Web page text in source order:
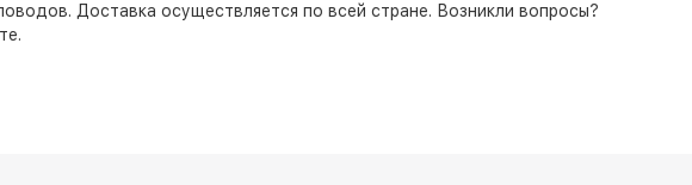
Доставка осуществляется по всей стране. Возникли вопросы?